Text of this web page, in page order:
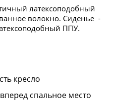
латексоподобный
волокно. Сиденье -
ППУ.
кресло
спальное место